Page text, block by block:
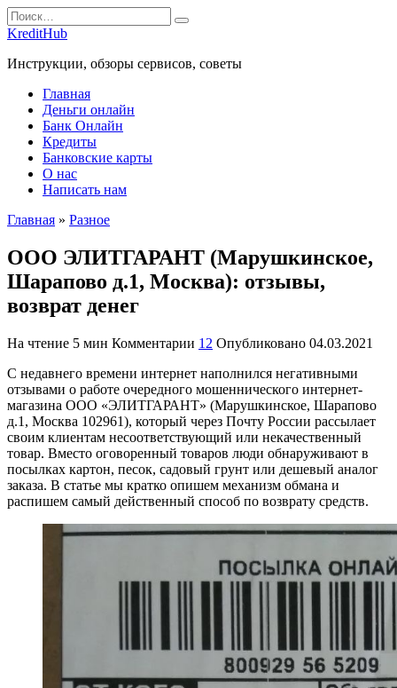
Перейти
к
Search
for:
KreditHub
Инструкции, обзоры сервисов, советы
Главная
Деньги онлайн
Банк Онлайн
Кредиты
Банковские карты
О нас
Написать нам
Главная » Разное
ООО ЭЛИТГАРАНТ (Марушкинское,
Шарапово д.1, Москва): отзывы,
возврат денег
На чтение 5 мин Комментарии 12 Опубликовано 04.03.2021
С недавнего времени интернет наполнился негативными
отзывами о работе очередного мошеннического интернет-
магазина ООО «ЭЛИТГАРАНТ» (Марушкинское, Шарапово
д.1, Москва 102961), который через Почту России рассылает
своим клиентам несоответствующий или некачественный
товар. Вместо оговоренный товаров люди обнаруживают в
посылках картон, песок, садовый грунт или дешевый аналог
заказа. В статье мы кратко опишем механизм обмана и
распишем самый действенный способ по возврату средств.